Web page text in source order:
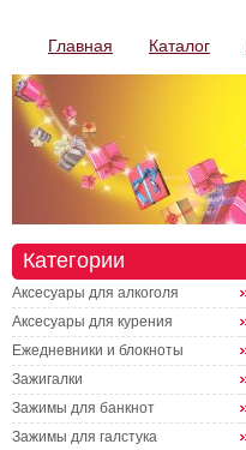
Главная Каталог
Категории
Аксесуары для алкоголя
Аксесуары для курения
Ежедневники и блокноты
Зажигалки
Зажимы для банкнот
Зажимы для галстука